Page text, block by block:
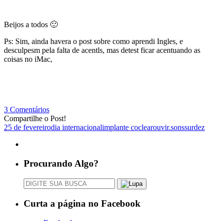
Beijos a todos 🙂
Ps: Sim, ainda havera o post sobre como aprendi Ingles, e
desculpesm pela falta de acentls, mas detest ficar acentuando as
coisas no iMac,
3 Comentários
Compartilhe o Post!
25 de fevereirodia internacionalimplante coclearouvir.sonssurdez
Procurando Algo?
Curta a página no Facebook